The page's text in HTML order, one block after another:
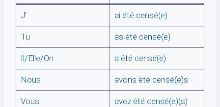
J’ ai été censé(e)
Tu as été censé(e)
Il/Elle/On a été censé(e)
Nous avons été censé(e)s
Vous avez été censé(e)(s)